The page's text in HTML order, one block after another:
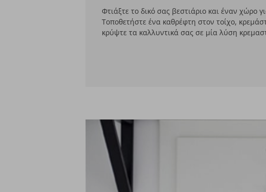
Φτιάξτε το δικό σας βεστιάριο και έναν χώρο
Τοποθετήστε ένα καθρέφτη στον τοίχο,
κρύψτε τα καλλυντικά σας σε μία λύση